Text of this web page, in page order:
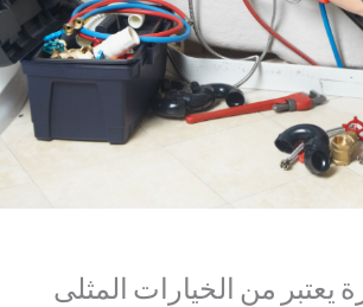
من الخيارات المثلى